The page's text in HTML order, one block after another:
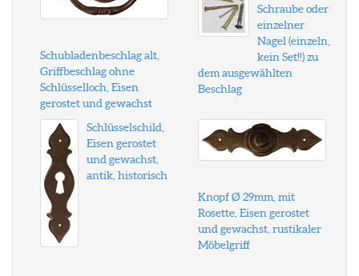
Schubladenbeschlag alt,
Griffbeschlag ohne
Schlüsselloch, Eisen
gerostet und gewachst
Schraube oder
einzelner
Nagel (einzeln,
kein Set!!) zu
dem ausgewählten
Beschlag
Schlüsselschild,
Eisen gerostet
und gewachst,
antik, historisch
Knopf Ø 29mm, mit
Rosette, Eisen gerostet
und gewachst, rustikaler
Möbelgriff